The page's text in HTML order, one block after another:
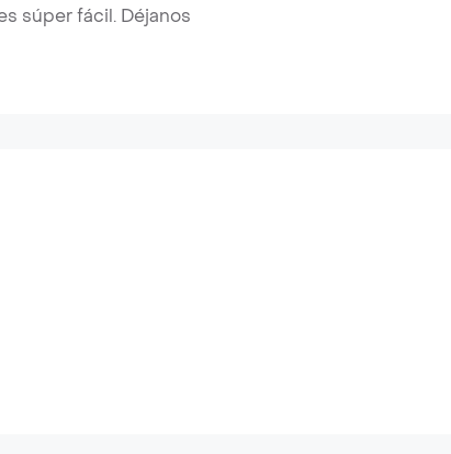
súper fácil. Déjanos